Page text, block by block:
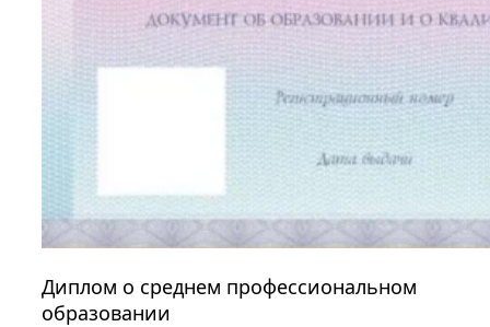
Диплом о среднем профессиональном
образовании